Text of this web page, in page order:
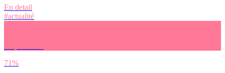
En detail
#actualité
71%